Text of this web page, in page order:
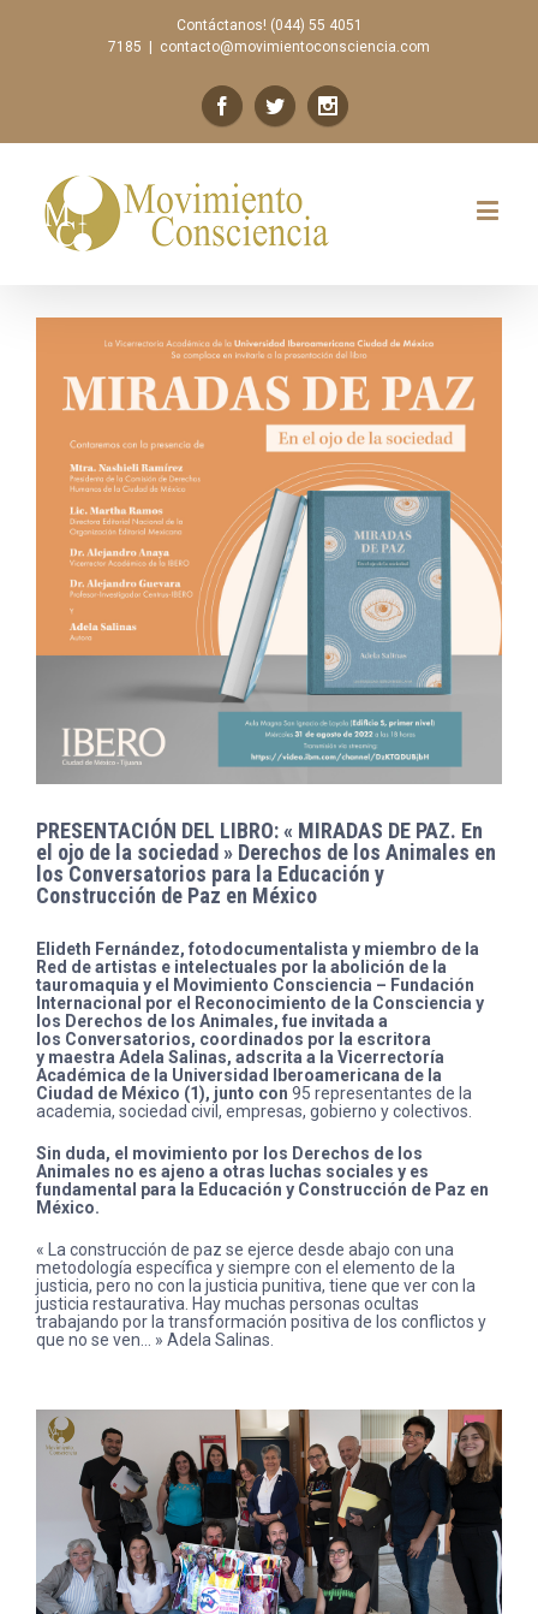
Contáctanos! (044) 55 4051
7185
contacto@movimientoconsciencia.com
Next
PRESENTACIÓN DEL LIBRO: « MIRADAS DE PAZ. En
el ojo de la sociedad » Derechos de los Animales en
los Conversatorios para la Educación y
Construcción de Paz en México
Elideth Fernández, fotodocumentalista y miembro de la
Red de artistas e intelectuales por la abolición de la
tauromaquia y el Movimiento Consciencia – Fundación
Internacional por el Reconocimiento de la Consciencia y
los Derechos de los Animales, fue invitada a
los Conversatorios, coordinados por la escritora
y maestra Adela Salinas, adscrita a la Vicerrectoría
Académica de la Universidad Iberoamericana de la
Ciudad de México (1), junto con 95 representantes de la
academia, sociedad civil, empresas, gobierno y colectivos.
Sin duda, el movimiento por los Derechos de los
Animales no es ajeno a otras luchas sociales y es
fundamental para la Educación y Construcción de Paz en
México.
« La construcción de paz se ejerce desde abajo con una
metodología específica y siempre con el elemento de la
justicia, pero no con la justicia punitiva, tiene que ver con la
justicia restaurativa. Hay muchas personas ocultas
trabajando por la transformación positiva de los conflictos y
que no se ven… » Adela Salinas.